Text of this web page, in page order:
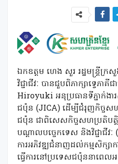
ឯកឧត្ដម ហេង សួរ រដ្ឋមន្ត្រីក្រ
វិជ្ជាជីវៈ បានជួបពិភាក្សាទ្វេ
Hiroyuki អនុប្រធានទីភ្នាក់ងា
ជប៉ុន (JICA) ដើម្បីជំរុញកិច្ចសហ
ជប៉ុន ជាពិសេសកិច្ចសហប្រតិបត្
បណ្ដាលបច្ចេកទេស និងវិជ្ជាជីវ
ការអភិវឌ្ឍជំនាញដល់កម្មសិក្ស
ធ្វើការនៅប្រទេសជប៉ុននាពេល